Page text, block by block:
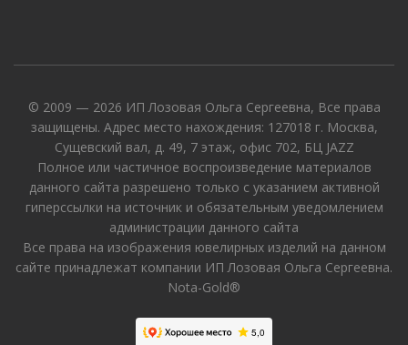
© 2009 — 2026 ИП Лозовая Ольга Сергеевна, Все права
защищены. Адрес место нахождения: 127018 г. Москва,
Сущевский вал, д. 49, 7 этаж, офис 702, БЦ JAZZ
Полное или частичное воспроизведение материалов
данного сайта разрешено только с указанием активной
гиперссылки на источник и обязательным уведомлением
администрации данного сайта
Все права на изображения ювелирных изделий на данном
сайте принадлежат компании ИП Лозовая Ольга Сергеевна.
Nota-Gold®